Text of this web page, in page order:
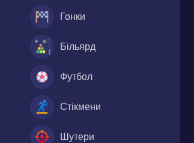
Гонки
Більярд
Футбол
Стікмени
Шутери